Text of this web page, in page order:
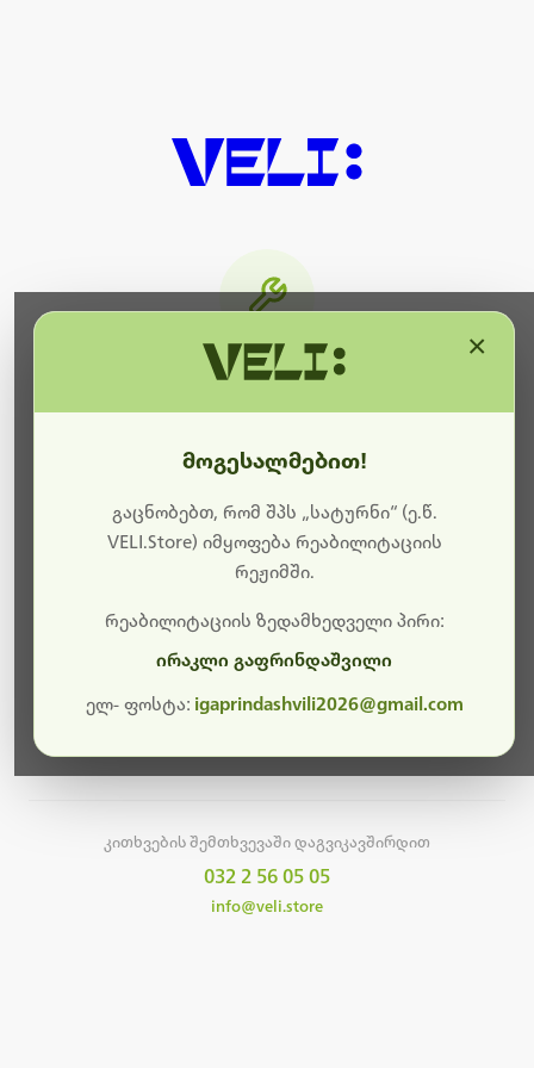
ბოდიშს გიხდით შეფერხებისთვის. ამჟამად
მიმდინარეობს საიტის განახლება და ტექნიკური
სამუშაოები.
მალე ისევ ხელმისაწვდომი იქნება. გმადლობთ
კითხვების შემთხვევაში დაგვიკავშირდით
032 2 56 05 05
info@veli.store
მოგესალმებით!
გაცნობებთ, რომ შპს „სატურნი“ (ე.წ.
VELI.Store) იმყოფება რეაბილიტაციის
რეჟიმში.
რეაბილიტაციის ზედამხედველი პირი:
ირაკლი გაფრინდაშვილი
ელ- ფოსტა: igaprindashvili2026@gmail.com
×